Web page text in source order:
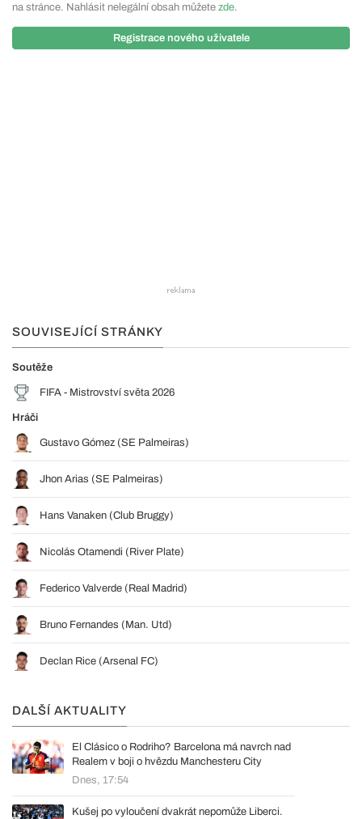
na stránce. Nahlásit nelegální obsah můžete zde.
Registrace nového uživatele
SOUVISEJÍCÍ STRÁNKY
Soutěže
FIFA - Mistrovství světa 2026
Hráči
Gustavo Gómez (SE Palmeiras)
Jhon Arias (SE Palmeiras)
Hans Vanaken (Club Bruggy)
Nicolás Otamendi (River Plate)
Federico Valverde (Real Madrid)
Bruno Fernandes (Man. Utd)
Declan Rice (Arsenal FC)
DALŠÍ AKTUALITY
El Clásico o Rodriho? Barcelona má navrch nad
Realem v boji o hvězdu Manchesteru City
Dnes, 17:54
Kušej po vyloučení dvakrát nepomůže Liberci.